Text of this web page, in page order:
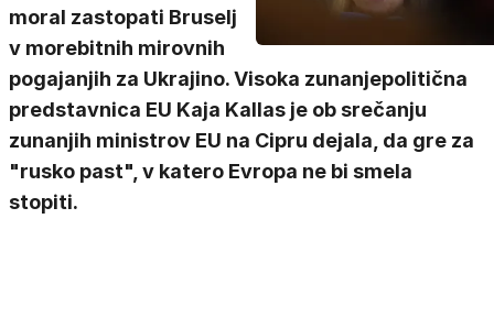
moral zastopati Bruselj
v morebitnih mirovnih
pogajanjih za Ukrajino. Visoka zunanjepolitična
predstavnica EU Kaja Kallas je ob srečanju
zunanjih ministrov EU na Cipru dejala, da gre za
"rusko past", v katero Evropa ne bi smela
stopiti.